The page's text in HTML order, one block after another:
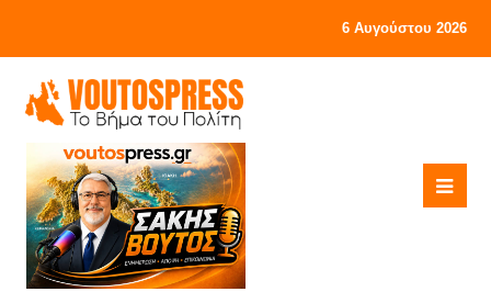
6 Αυγούστου 2026